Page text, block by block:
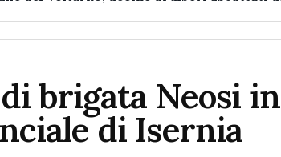
brigata Neosi in
di Isernia